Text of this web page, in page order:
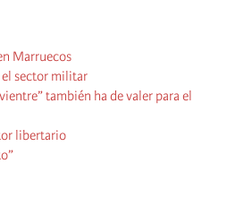
Marruecos
el sector militar
también ha de valer para el
libertario